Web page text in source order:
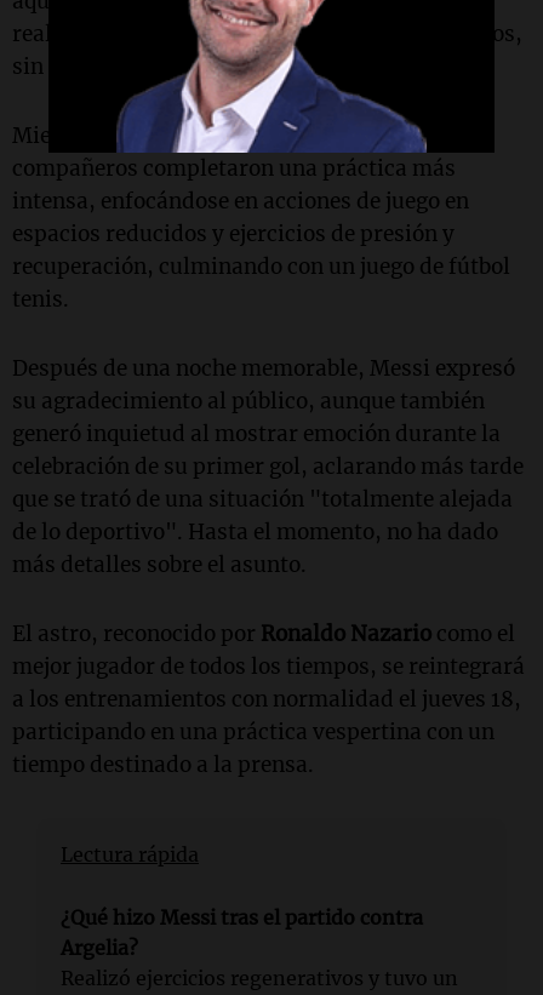
realizando ejercicios de gimnasio y regenerativos,
sin participar en el campo.
Mientras los titulares observaban, sus
compañeros completaron una práctica más
intensa, enfocándose en acciones de juego en
espacios reducidos y ejercicios de presión y
recuperación, culminando con un juego de fútbol
tenis.
Después de una noche memorable, Messi expresó
su agradecimiento al público, aunque también
generó inquietud al mostrar emoción durante la
celebración de su primer gol, aclarando más tarde
que se trató de una situación "totalmente alejada
de lo deportivo". Hasta el momento, no ha dado
más detalles sobre el asunto.
El astro, reconocido por Ronaldo Nazario como el
mejor jugador de todos los tiempos, se reintegrará
a los entrenamientos con normalidad el jueves 18,
participando en una práctica vespertina con un
tiempo destinado a la prensa.
Lectura rápida
¿Qué hizo Messi tras el partido contra
Argelia?
Realizó ejercicios regenerativos y tuvo un